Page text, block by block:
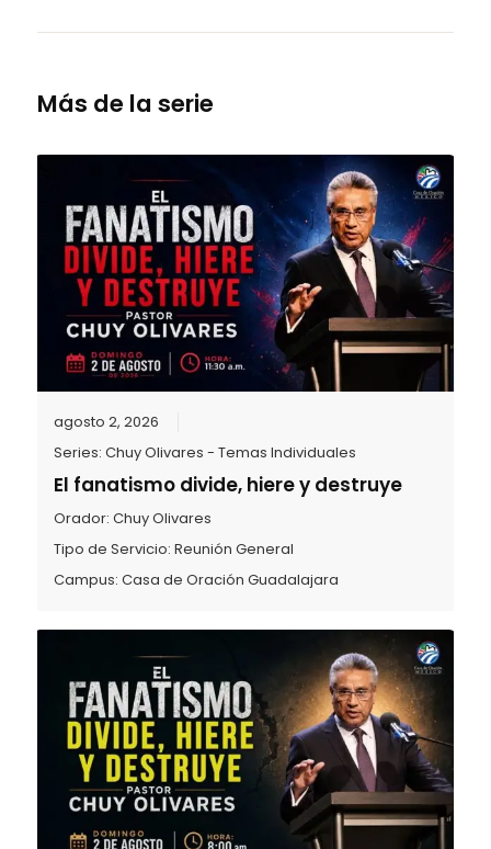
Más de la serie
agosto 2, 2026
Series:Chuy Olivares - Temas Individuales
El fanatismo divide, hiere y destruye
Orador:Chuy Olivares
Tipo de Servicio:Reunión General
Campus:Casa de Oración Guadalajara